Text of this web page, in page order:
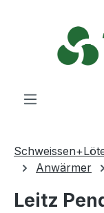
Anwärmer
Leitz